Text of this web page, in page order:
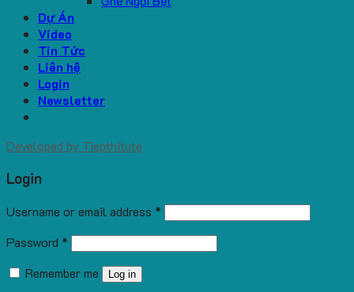
Dự Án
Video
Tin Tức
Liên hệ
Login
Newsletter
Developed by Tiepthitute
Login
Username or email address *
Password *
Remember me
Log in